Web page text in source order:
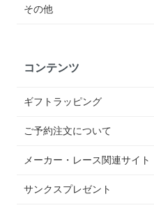
その他
コンテンツ
ギフトラッピング
ご予約注文について
メーカー・レース関連サイト
サンクスプレゼント